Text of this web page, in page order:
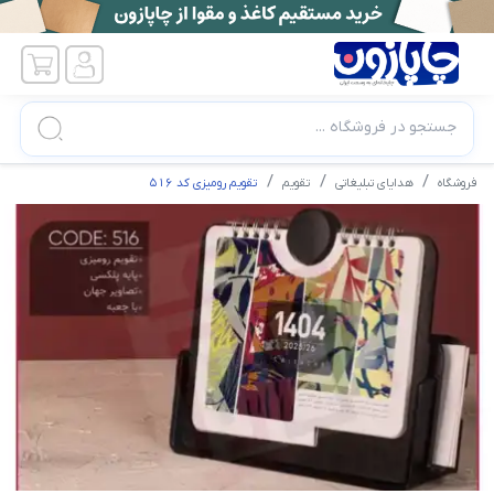
جستجو در فروشگاه ...
فروشگاه هدایای تبلیغاتی تقویم تقویم رومیزی کد 516